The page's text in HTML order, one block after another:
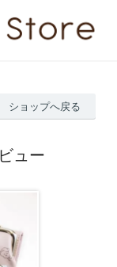
ショップへ戻る
ュー